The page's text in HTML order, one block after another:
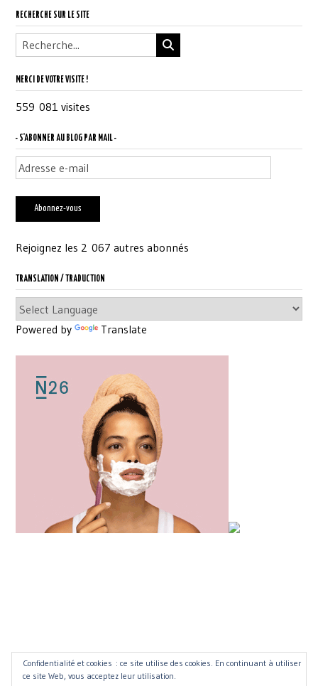
d’Airlie
RECHERCHE SUR LE SITE
MERCI DE VOTRE VISITE !
559 081 visites
- S'ABONNER AU BLOG PAR MAIL -
Adresse
e-
mail
Abonnez-vous
Rejoignez les 2 067 autres abonnés
TRANSLATION / TRADUCTION
Powered by Translate
Confidentialité et cookies : ce site utilise des cookies. En continuant à utiliser
ce site Web, vous acceptez leur utilisation.